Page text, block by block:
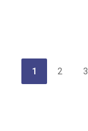
1 2 3